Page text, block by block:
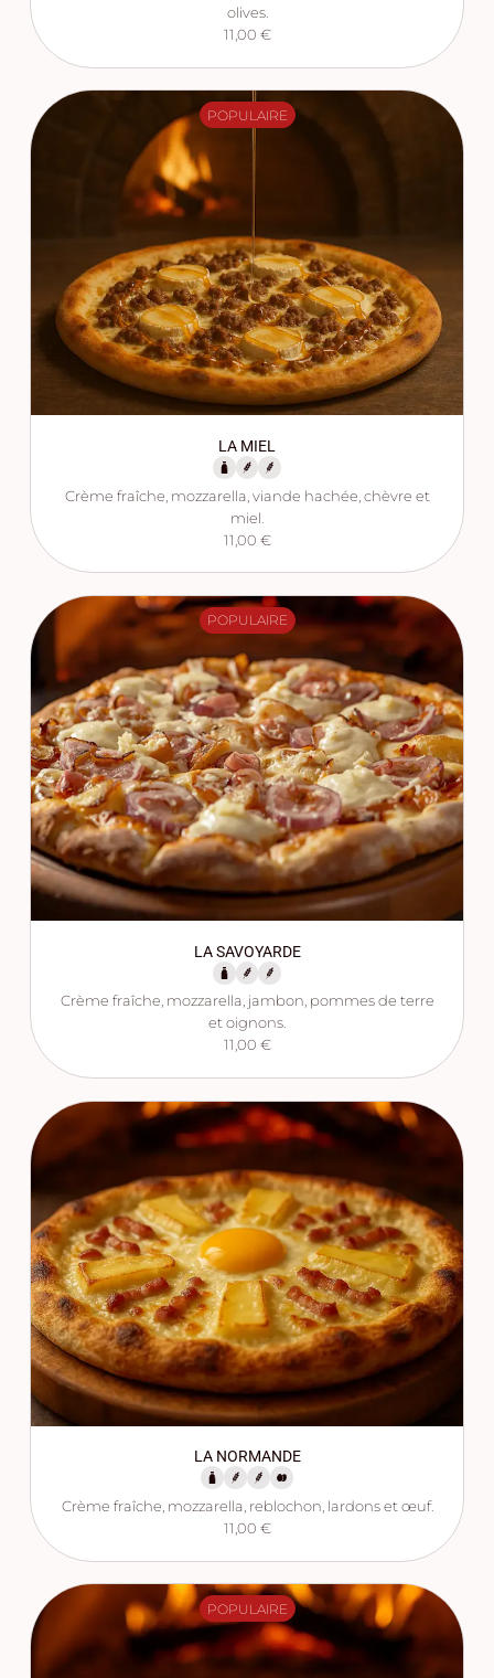
olives.
11,00 €
POPULAIRE
LA MIEL
Crème fraîche, mozzarella, viande hachée, chèvre et
miel.
11,00 €
POPULAIRE
LA SAVOYARDE
Crème fraîche, mozzarella, jambon, pommes de terre
et oignons.
11,00 €
LA NORMANDE
Crème fraîche, mozzarella, reblochon, lardons et œuf.
11,00 €
POPULAIRE